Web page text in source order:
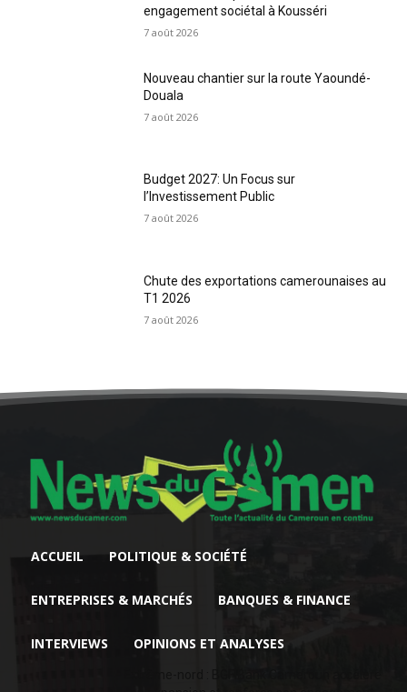
engagement sociétal à Kousséri
7 août 2026
Nouveau chantier sur la route Yaoundé-
Douala
7 août 2026
Budget 2027: Un Focus sur
l’Investissement Public
7 août 2026
Chute des exportations camerounaises au
T1 2026
7 août 2026
ACCUEIL POLITIQUE & SOCIÉTÉ
ENTREPRISES & MARCHÉS BANQUES & FINANCE
INTERVIEWS OPINIONS ET ANALYSES